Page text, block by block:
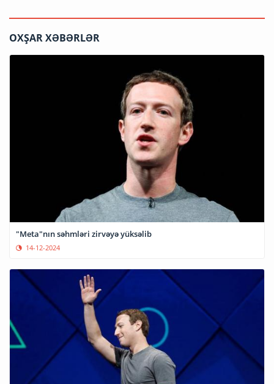
OXŞAR XƏBƏRLƏR
"Meta"nın səhmləri zirvəyə yüksəlib
14-12-2024